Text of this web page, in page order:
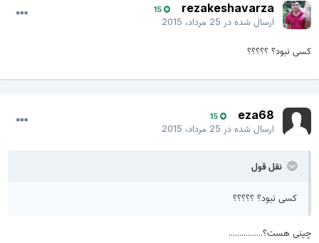
rezakeshavarza
15
ارسال شده در25 مرداد، 2015
کسی نبود؟ ؟؟؟؟؟
eza68
15
ارسال شده در25 مرداد، 2015
نقل قول
کسی نبود؟ ؟؟؟؟؟
چینی هست؟................